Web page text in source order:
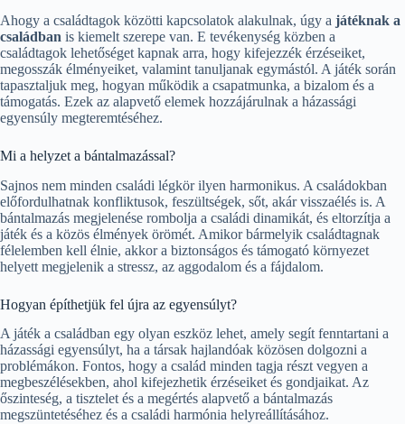
Ahogy a családtagok közötti kapcsolatok alakulnak, úgy a játéknak a
családban is kiemelt szerepe van. E tevékenység közben a
családtagok lehetőséget kapnak arra, hogy kifejezzék érzéseiket,
megosszák élményeiket, valamint tanuljanak egymástól. A játék során
tapasztaljuk meg, hogyan működik a csapatmunka, a bizalom és a
támogatás. Ezek az alapvető elemek hozzájárulnak a házassági
egyensúly megteremtéséhez.
Mi a helyzet a bántalmazással?
Sajnos nem minden családi légkör ilyen harmonikus. A családokban
előfordulhatnak konfliktusok, feszültségek, sőt, akár visszaélés is. A
bántalmazás megjelenése rombolja a családi dinamikát, és eltorzítja a
játék és a közös élmények örömét. Amikor bármelyik családtagnak
félelemben kell élnie, akkor a biztonságos és támogató környezet
helyett megjelenik a stressz, az aggodalom és a fájdalom.
Hogyan építhetjük fel újra az egyensúlyt?
A játék a családban egy olyan eszköz lehet, amely segít fenntartani a
házassági egyensúlyt, ha a társak hajlandóak közösen dolgozni a
problémákon. Fontos, hogy a család minden tagja részt vegyen a
megbeszélésekben, ahol kifejezhetik érzéseiket és gondjaikat. Az
őszinteség, a tisztelet és a megértés alapvető a bántalmazás
megszüntetéséhez és a családi harmónia helyreállításához.